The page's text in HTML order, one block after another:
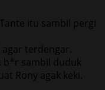
itu sambil pergi
agar terdengar.
b*r sambil duduk
Rony agak keki.